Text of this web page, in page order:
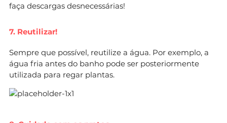
faça descargas desnecessárias!
7. Reutilizar!
Sempre que possível, reutilize a água. Por exemplo, a
água fria antes do banho pode ser posteriormente
utilizada para regar plantas.